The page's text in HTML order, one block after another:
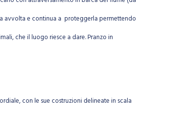
avvolta e continua a proteggerla permettendo
che il luogo riesce a dare. Pranzo in
con le sue costruzioni delineate in scala